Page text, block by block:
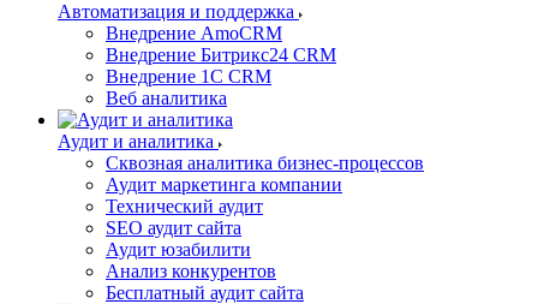
Автоматизация и поддержка
Внедрение AmoCRM
Внедрение Битрикс24 CRM
Внедрение 1C CRM
Веб аналитика
Аудит и аналитика
Сквозная аналитика бизнес-процессов
Аудит маркетинга компании
Технический аудит
SEO аудит сайта
Аудит юзабилити
Анализ конкурентов
Бесплатный аудит сайта